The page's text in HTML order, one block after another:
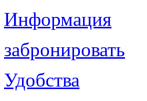
Информация
забронировать
Удобства